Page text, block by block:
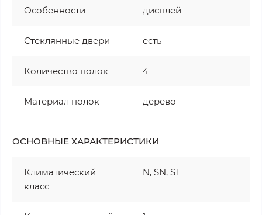
Особенности дисплей
Стеклянные двери есть
Количество полок 4
Материал полок дерево
ОСНОВНЫЕ ХАРАКТЕРИСТИКИ
Климатический
класс
N, SN, ST